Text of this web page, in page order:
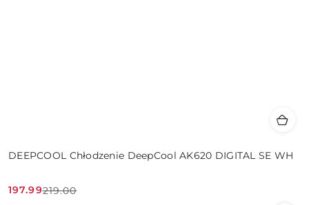
DEEPCOOL Chłodzenie DeepCool AK620 DIGITAL SE WH
Cena
197.99
Cena
219.00